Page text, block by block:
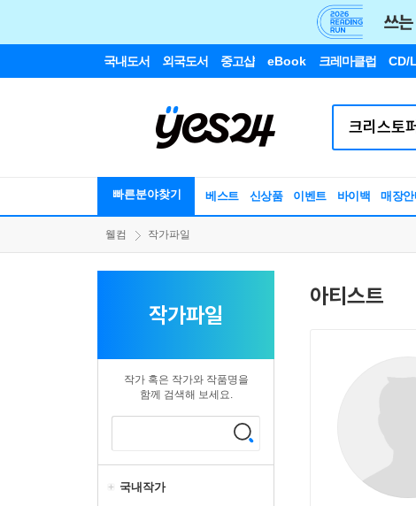
국내도서 외국도서 중고샵 eBook 크레마클럽 CD/
빠른분야찾기 베스트 신상품 이벤트 바이백 매장안
웰컴 작가파일
작가파일
작가 혹은 작가와 작품명을
함께 검색해 보세요.
국내작가
아티스트